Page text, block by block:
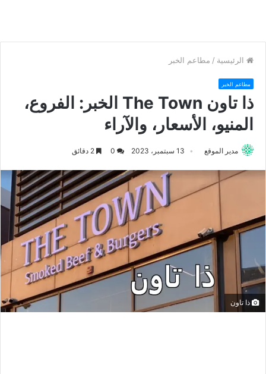
الرئيسية / مطاعم الخبر
مطاعم الخبر
ذا تاون The Town الخبر: الفروع،
المنيو، الأسعار، والآراء
مدير الموقع 13 سبتمبر، 2023
ذا تاون